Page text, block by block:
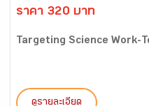
ราคา 320 บาท
Targeting Science Work-
ดูรายละเอียด